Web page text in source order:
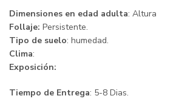
Dimensiones en edad adulta: Altura
Follaje: Persistente.
Tipo de suelo: humedad.
Clima:
Exposición:
Tiempo de Entrega: 5-8 Dias.